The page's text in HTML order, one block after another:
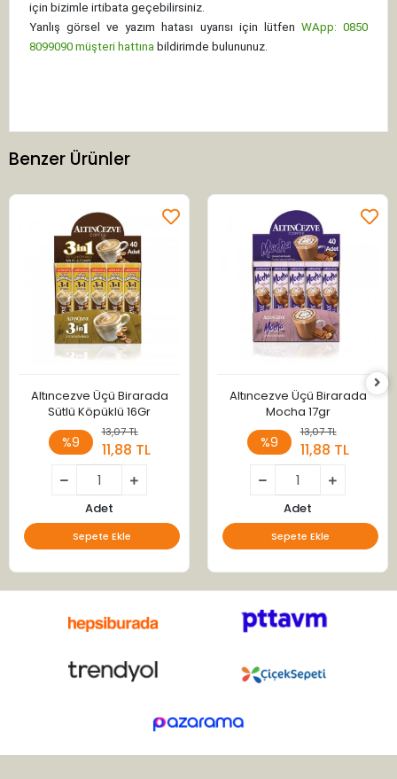
için bizimle irtibata geçebilirsiniz.
Yanlış görsel ve yazım hatası uyarısı için lütfen WApp: 0850
8099090 müşteri hattına bildirimde bulununuz.
Benzer Ürünler
Altıncezve Üçü Birarada
Sütlü Köpüklü 16Gr
%9
13,07 TL
11,88 TL
Adet
Sepete Ekle
Altıncezve Üçü Birarada
Mocha 17gr
%9
13,07 TL
11,88 TL
Adet
Sepete Ekle